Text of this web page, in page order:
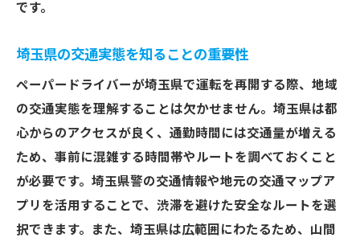
です。
埼玉県の交通実態を知ることの重要性
ペーパードライバーが埼玉県で運転を再開する際、地域
の交通実態を理解することは欠かせません。埼玉県は都
心からのアクセスが良く、通勤時間には交通量が増える
ため、事前に混雑する時間帯やルートを調べておくこと
が必要です。埼玉県警の交通情報や地元の交通マップア
プリを活用することで、渋滞を避けた安全なルートを選
択できます。また、埼玉県は広範囲にわたるため、山間